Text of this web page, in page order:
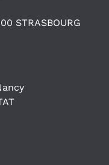
STRASBOURG